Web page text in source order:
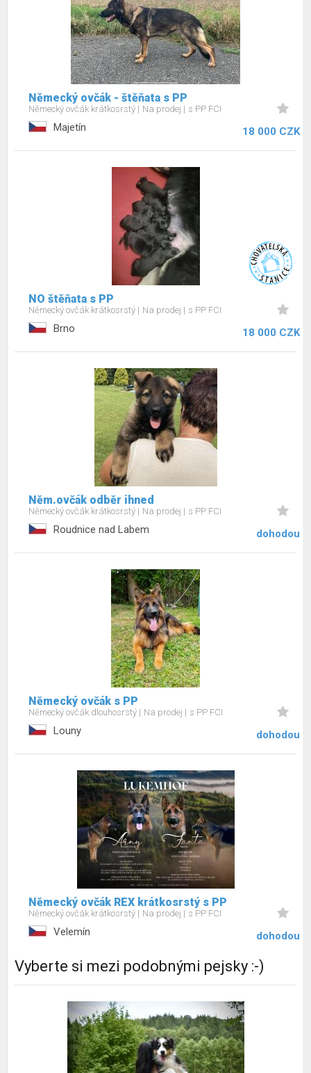
Německý ovčák - štěňata s PP
Německý ovčák krátkosrstý Na prodej s PP FCI
Majetín 18 000 CZK
NO štěňata s PP
Německý ovčák krátkosrstý Na prodej s PP FCI
Brno 18 000 CZK
Něm.ovčák odběr ihned
Německý ovčák krátkosrstý Na prodej s PP FCI
Roudnice nad Labem dohodou
Německý ovčák s PP
Německý ovčák dlouhosrstý Na prodej s PP FCI
Louny dohodou
Německý ovčák REX krátkosrstý s PP
Německý ovčák krátkosrstý Na prodej s PP FCI
Velemín dohodou
Vyberte si mezi podobnými pejsky :-)